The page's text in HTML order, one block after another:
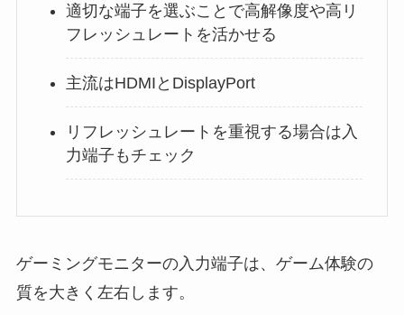
適切な端子を選ぶことで高解像度や高リ
フレッシュレートを活かせる
主流はHDMIとDisplayPort
リフレッシュレートを重視する場合は入
力端子もチェック
ゲーミングモニターの入力端子は、ゲーム体験の
質を大きく左右します。